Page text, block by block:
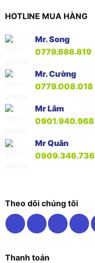
HOTLINE MUA HÀNG
Mr. Song
0779.686.819
Mr. Cường
0779.008.018
Mr Lâm
0901.940.968
Mr Quân
0909.346.736
Theo dõi chúng tôi
Thanh toán